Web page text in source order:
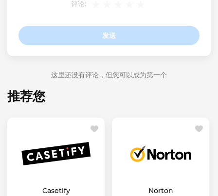
评论:
发送
这里还没有评论，但您可以成为第一个
推荐您
Casetify Norton